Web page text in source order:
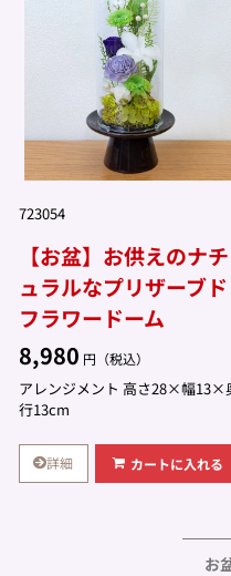
723054
【お盆】お供えのナチ
ュラルなプリザーブド
フラワードーム
8,980 円（税込）
アレンジメント 高さ28×幅13×
行13cm
詳細 カートに入れる
お